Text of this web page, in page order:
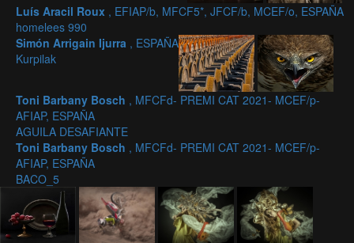
Luís Aracil Roux , EFIAP/b, MFCF5*, JFCF/b, MCEF/o, ESPAÑA
homelees 990
Simón Arrigain Ijurra , ESPAÑA
Kurpilak
Toni Barbany Bosch , MFCFd- PREMI CAT 2021- MCEF/p-
AFIAP, ESPAÑA
AGUILA DESAFIANTE
Toni Barbany Bosch , MFCFd- PREMI CAT 2021- MCEF/p-
AFIAP, ESPAÑA
BACO_5